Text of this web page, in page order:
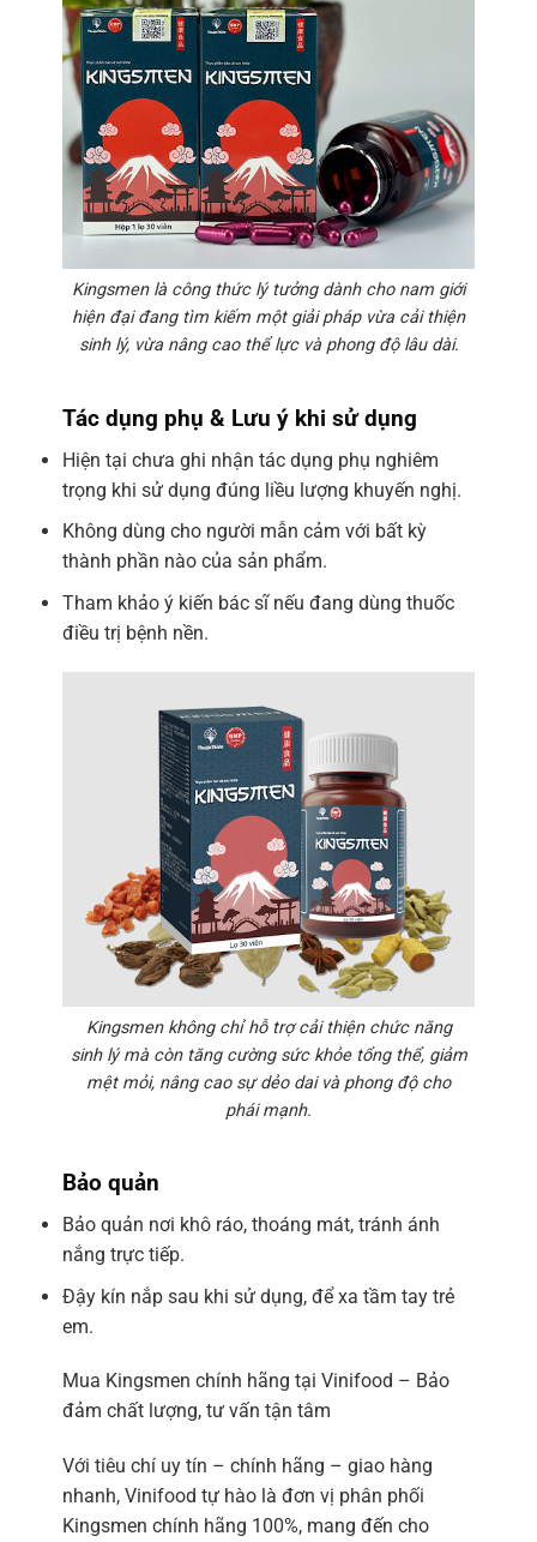
Kingsmen là công thức lý tưởng dành cho nam giới
hiện đại đang tìm kiếm một giải pháp vừa cải thiện
sinh lý, vừa nâng cao thể lực và phong độ lâu dài.
Tác dụng phụ & Lưu ý khi sử dụng
Hiện tại chưa ghi nhận tác dụng phụ nghiêm
trọng khi sử dụng đúng liều lượng khuyến nghị.
Không dùng cho người mẫn cảm với bất kỳ
thành phần nào của sản phẩm.
Tham khảo ý kiến bác sĩ nếu đang dùng thuốc
điều trị bệnh nền.
Kingsmen không chỉ hỗ trợ cải thiện chức năng
sinh lý mà còn tăng cường sức khỏe tổng thể, giảm
mệt mỏi, nâng cao sự dẻo dai và phong độ cho
phái mạnh.
Bảo quản
Bảo quản nơi khô ráo, thoáng mát, tránh ánh
nắng trực tiếp.
Đậy kín nắp sau khi sử dụng, để xa tầm tay trẻ
em.
Mua Kingsmen chính hãng tại Vinifood – Bảo
đảm chất lượng, tư vấn tận tâm
Với tiêu chí uy tín – chính hãng – giao hàng
nhanh, Vinifood tự hào là đơn vị phân phối
Kingsmen chính hãng 100%, mang đến cho